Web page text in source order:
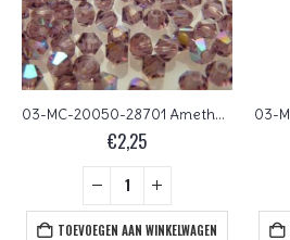
03-MC-20050-28701 Amethyst AB bicones 3 mm 50 stuks
€2,25
TOEVOEGEN AAN WINKELWAGEN